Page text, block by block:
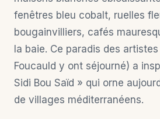
fenêtres bleu cobalt, ruelles
bougainvilliers, cafés
la baie. Ce paradis des
Foucauld y ont séjourné) a
Sidi Bou Saïd » qui orne
de villages méditerranéens.